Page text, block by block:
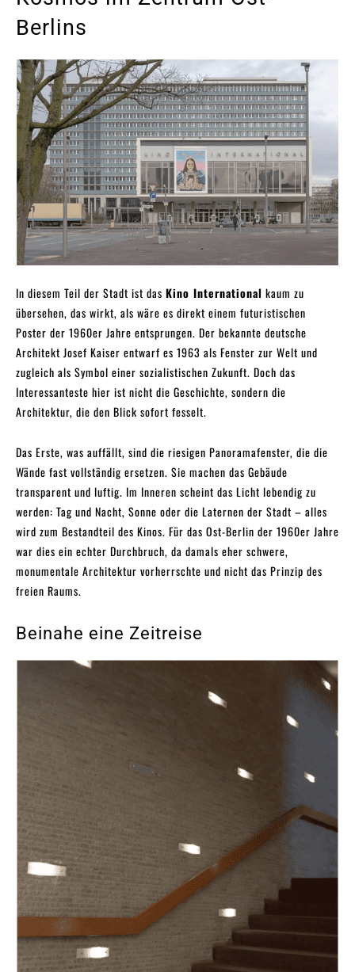
Berlins
In diesem Teil der Stadt ist das Kino International kaum zu
übersehen, das wirkt, als wäre es direkt einem futuristischen
Poster der 1960er Jahre entsprungen. Der bekannte deutsche
Architekt Josef Kaiser entwarf es 1963 als Fenster zur Welt und
zugleich als Symbol einer sozialistischen Zukunft. Doch das
Interessanteste hier ist nicht die Geschichte, sondern die
Architektur, die den Blick sofort fesselt.
Das Erste, was auffällt, sind die riesigen Panoramafenster, die die
Wände fast vollständig ersetzen. Sie machen das Gebäude
transparent und luftig. Im Inneren scheint das Licht lebendig zu
werden: Tag und Nacht, Sonne oder die Laternen der Stadt – alles
wird zum Bestandteil des Kinos. Für das Ost-Berlin der 1960er Jahre
war dies ein echter Durchbruch, da damals eher schwere,
monumentale Architektur vorherrschte und nicht das Prinzip des
freien Raums.
Beinahe eine Zeitreise